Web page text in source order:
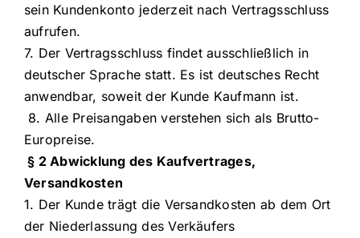
sein Kundenkonto jederzeit nach Vertragsschluss
aufrufen.
7. Der Vertragsschluss findet ausschließlich in
deutscher Sprache statt. Es ist deutsches Recht
anwendbar, soweit der Kunde Kaufmann ist.
8. Alle Preisangaben verstehen sich als Brutto-
Europreise.
§ 2 Abwicklung des Kaufvertrages,
Versandkosten
1. Der Kunde trägt die Versandkosten ab dem Ort
der Niederlassung des Verkäufers